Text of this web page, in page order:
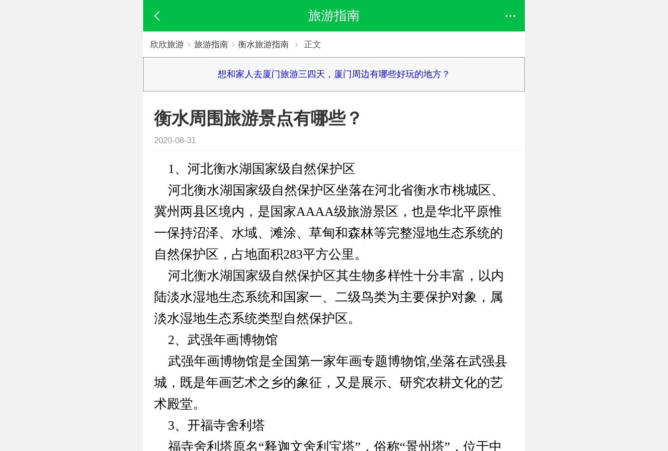
旅游指南
欣欣旅游 旅游指南 衡水旅游指南 正文
想和家人去厦门旅游三四天，厦门周边有哪些好玩的地方？
衡水周围旅游景点有哪些？
2020-08-31
1、河北衡水湖国家级自然保护区
河北衡水湖国家级自然保护区坐落在河北省衡水市桃城区、
冀州两县区境内，是国家AAAA级旅游景区，也是华北平原惟
一保持沼泽、水域、滩涂、草甸和森林等完整湿地生态系统的
自然保护区，占地面积283平方公里。
河北衡水湖国家级自然保护区其生物多样性十分丰富，以内
陆淡水湿地生态系统和国家一、二级鸟类为主要保护对象，属
淡水湿地生态系统类型自然保护区。
2、武强年画博物馆
武强年画博物馆是全国第一家年画专题博物馆,坐落在武强县
城，既是年画艺术之乡的象征，又是展示、研究农耕文化的艺
术殿堂。
3、开福寺舍利塔
福寺舍利塔原名“释迦文舍利宝塔”，俗称“景州塔”，位于中